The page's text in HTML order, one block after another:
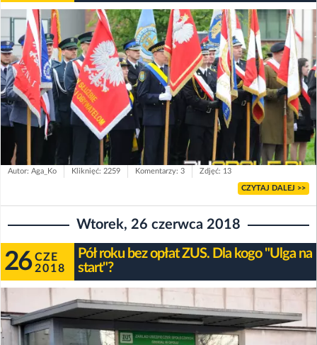
Autor: Aga_Ko Kliknięć: 2259 Komentarzy: 3 Zdjęć: 13
CZYTAJ DALEJ >>
Wtorek, 26 czerwca 2018
26 CZE
2018
Pół roku bez opłat ZUS. Dla kogo "Ulga na
start"?